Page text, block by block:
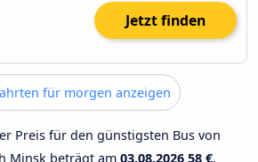
Jetzt finden
für morgen anzeigen
Preis für den günstigsten Bus von
Minsk beträgt am 03.08.2026 58 €.